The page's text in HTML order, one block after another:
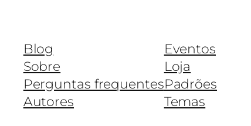
Blog
Sobre
Perguntas frequentes
Autores
Eventos
Loja
Padrões
Temas